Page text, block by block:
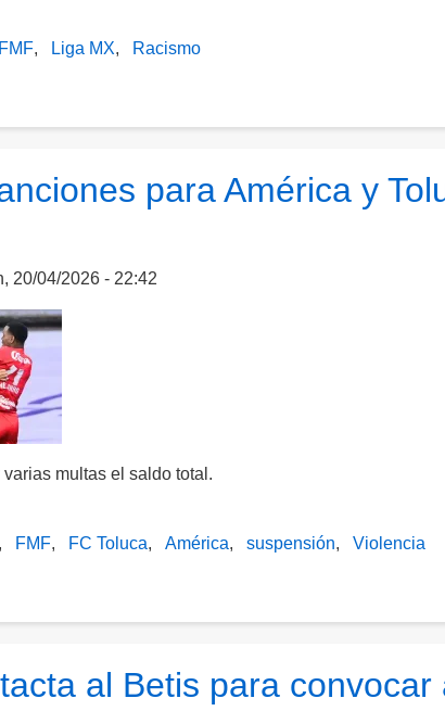
FMF Liga MX Racismo
para América y
20/04/2026 - 22:42
multas el saldo total.
FMF FC Toluca América suspensión Violencia
al Betis para